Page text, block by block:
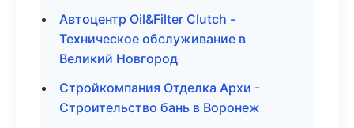
Автоцентр Oil&Filter Clutch -
Техническое обслуживание в
Великий Новгород
Стройкомпания Отделка Архи -
Строительство бань в Воронеж